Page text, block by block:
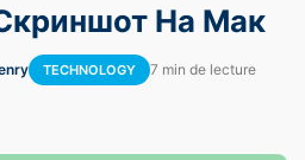
На Мак
TECHNOLOGY 7 min de lecture